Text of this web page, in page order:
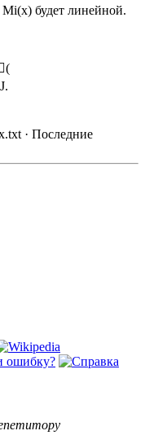
будет линейной.
· Последние